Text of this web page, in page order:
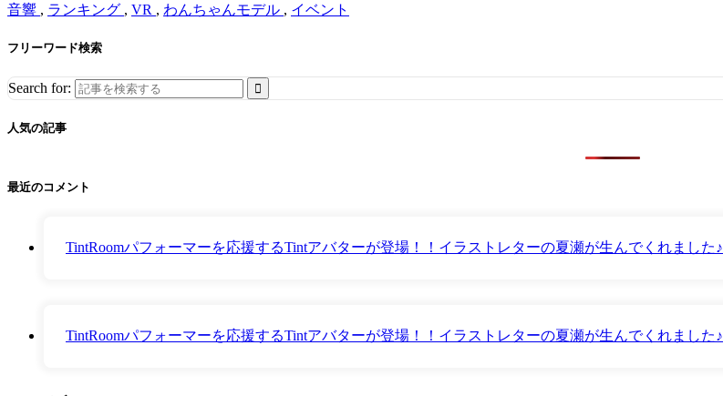
音響 , ランキング , VR , わんちゃんモデル , イベント
フリーワード検索
Search for:
人気の記事
最近のコメント
TintRoomパフォーマーを応援するTintアバターが登場！！イラストレターの夏瀬が生んでくれました♪
TintRoomパフォーマーを応援するTintアバターが登場！！イラストレターの夏瀬が生んでくれました♪